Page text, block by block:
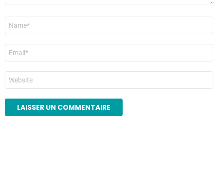
Nom
E-
mail
*
Site
web